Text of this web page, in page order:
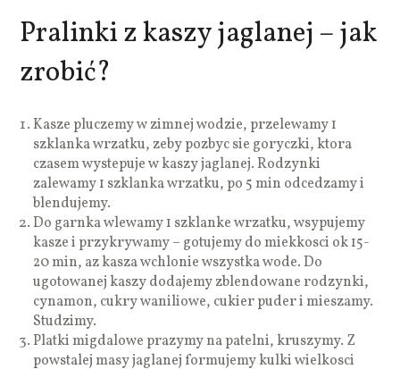
Pralinki z kaszy jaglanej – jak
zrobić?
Kasze pluczemy w zimnej wodzie, przelewamy 1
szklanka wrzatku, zeby pozbyc sie goryczki, ktora
czasem wystepuje w kaszy jaglanej. Rodzynki
zalewamy 1 szklanka wrzatku, po 5 min odcedzamy i
blendujemy.
Do garnka wlewamy 1 szklanke wrzatku, wsypujemy
kasze i przykrywamy – gotujemy do miekkosci ok 15-
20 min, az kasza wchlonie wszystka wode. Do
ugotowanej kaszy dodajemy zblendowane rodzynki,
cynamon, cukry waniliowe, cukier puder i mieszamy.
Studzimy.
Platki migdalowe prazymy na patelni, kruszymy. Z
powstalej masy jaglanej formujemy kulki wielkosci